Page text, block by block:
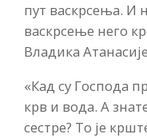
пут васкрсења. И
васкрсење него
Владика
«Кад су Господа
крв и вода. А
сестре? То је